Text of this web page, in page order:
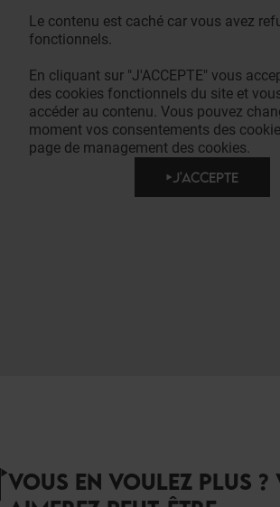
Le contenu est caché car vous avez
fonctionnels.
En cliquant sur "J'ACCEPTE" vous
des cookies fonctionnels du site et
accéder au contenu. Vous pouvez
moment vos consentements des
page de management des cookies.
J'ACCEPTE
VOUS EN VOULEZ PLUS ?